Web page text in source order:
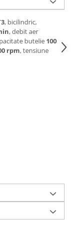
, bicilindric,
, debit aer
butelie 100
rpm, tensiune